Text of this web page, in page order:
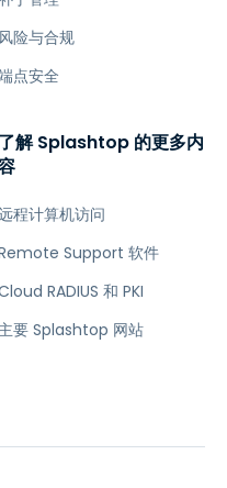
风险与合规
点安全
了解 Splashtop 的更多内
程计算机访问
Support 软件
RADIUS 和 PKI
要 Splashtop 网站